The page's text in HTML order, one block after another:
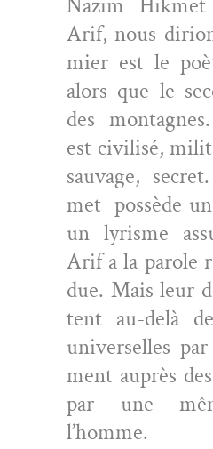
Nazım
Arif, nous
mier est le
alors que le
des
est civil­isé,
sauvage,
met pos­sède
un lyrisme
Arif a la parole
due. Mais leur
tent au-delà
uni­verselles
ment auprès
par une
l’homme.